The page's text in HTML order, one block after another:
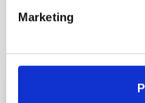
Marketing
It may interest